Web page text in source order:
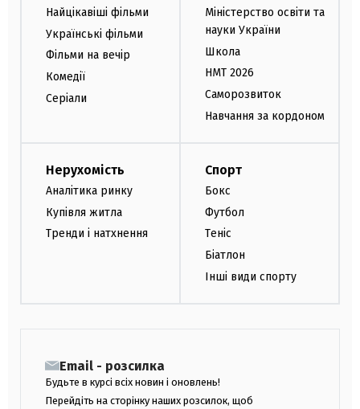
Найцікавіші фільми
Українські фільми
Фільми на вечір
Комедії
Серіали
Міністерство освіти та
науки України
Школа
НМТ 2026
Саморозвиток
Навчання за кордоном
Нерухомість
Аналітика ринку
Купівля житла
Тренди і натхнення
Спорт
Бокс
Футбол
Теніс
Біатлон
Інші види спорту
Email - розсилка
Будьте в курсі всіх новин і оновлень!
Перейдіть на сторінку наших розсилок, щоб